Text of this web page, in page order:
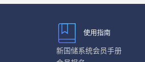
使用指南
新国储系统会员手册